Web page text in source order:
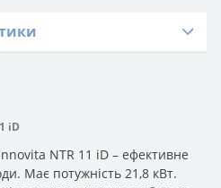
iD
NTR 11 iD – ефективне
Має потужність 21,8 кВт.